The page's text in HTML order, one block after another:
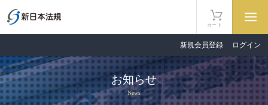
カート
新規会員登録 ログイン
お知らせ
News